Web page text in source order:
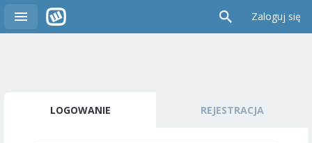
Zaloguj się
LOGOWANIE REJESTRACJA